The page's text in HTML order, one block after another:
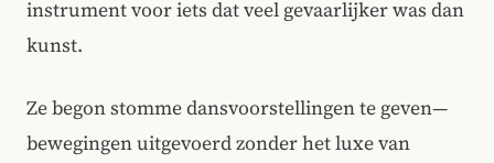
instrument voor iets dat veel gevaarlijker was dan
kunst.
Ze begon stomme dansvoorstellingen te geven—
bewegingen uitgevoerd zonder het luxe van